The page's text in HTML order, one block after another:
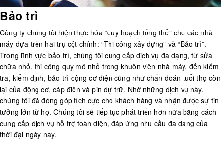
Bảo trì
Công ty chúng tôi hiện thực hóa “quy hoạch tổng thể” cho các nhà
máy dựa trên hai trụ cột chính: “Thi công xây dựng” và “Bảo trì”.
Trong lĩnh vực bảo trì, chúng tôi cung cấp dịch vụ đa dạng, từ sửa
chữa nhỏ, thi công quy mô nhỏ trong khuôn viên nhà máy, đến kiểm
tra, kiểm định, bảo trì động cơ điện cũng như chẩn đoán tuổi thọ còn
lại của động cơ, cáp điện và pin dự trữ. Nhờ những dịch vụ này,
chúng tôi đã đóng góp tích cực cho khách hàng và nhận được sự tin
tưởng lớn từ họ. Chúng tôi sẽ tiếp tục phát triển hơn nữa bằng cách
cung cấp dịch vụ hỗ trợ toàn diện, đáp ứng nhu cầu đa dạng của
thời đại ngày nay.